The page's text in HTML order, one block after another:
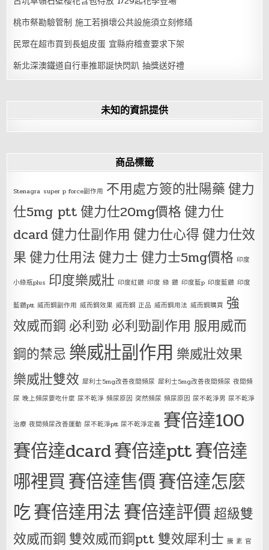
桃市祭勘驗管制 施工若損壞公共設施須立刻修繕
民眾在超市買到長蛆皮蛋 宜縣府稽查要求下架
新北深澳鐵道自行車推耶誕快閃趴 抽獎送好禮
未知的資訊提供
商品標籤
Stenagra super p force副作用 不用處方簽的壯陽藥健力
仕5mg ptt健力仕20mg價格健力仕
dcard健力仕副作用 健力仕心得健力仕效
果健力仕用法健力士健力士5mg價格 印度
小綠瓶plus 印度樂威壯 印度紅鑽 印度 綠 鑽 印度藍p 印度藍鑽 印度
藍鑽ptt 威而鋼副作用 威而鋼效果 威而鋼 正品 威而鋼用法 威而鋼購買 強
效威而鋼 必利勁 必利勁副作用 服用威而
鋼的禁忌 樂威壯副作用 樂威壯效果
樂威壯雙效 犀利士5mg改善夜間頻尿 犀利士5mg改善夜間頻尿 夜間頻
尿 晚上頻尿要吃什麼 尿不乾淨 頻尿原因 突然頻尿 頻尿原因 尿不乾淨男 尿不乾淨
治療 夜間頻尿改善運動 尿不乾淨ptt 尿不乾淨定義 賽倍達100
賽倍達dcard賽倍達ptt賽倍達
哪裡買賽倍達售價賽倍達怎麼
吃賽倍達用法賽倍達評價超級雙
效威而鋼 雙效威而鋼ptt 雙效犀利士 騰 素 官